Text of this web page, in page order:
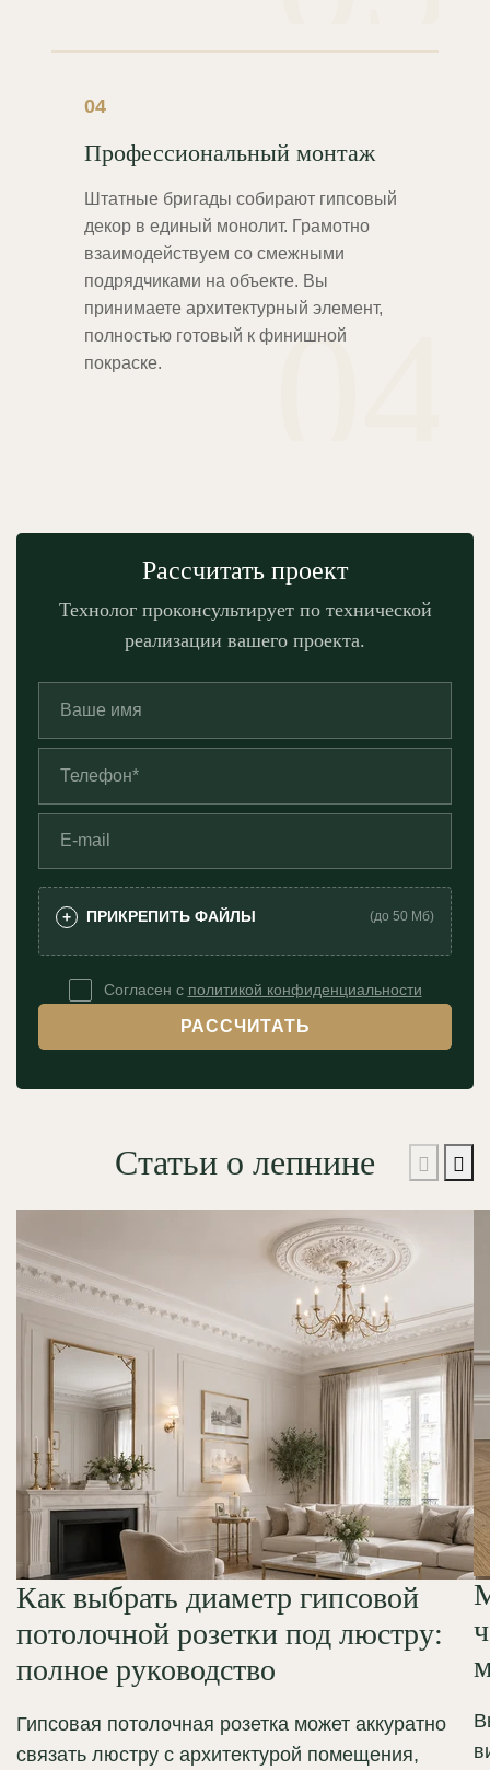
04
04
Профессиональный монтаж
Штатные бригады собирают гипсовый
декор в единый монолит. Грамотно
взаимодействуем со смежными
подрядчиками на объекте. Вы
принимаете архитектурный элемент,
полностью готовый к финишной
покраске.
Рассчитать проект
Технолог проконсультирует по технической
реализации вашего проекта.
+ ПРИКРЕПИТЬ ФАЙЛЫ (до 50 Мб)
Согласен с политикой конфиденциальности
РАССЧИТАТЬ
Статьи о лепнине
Как выбрать диаметр гипсовой
потолочной розетки под люстру:
полное руководство
Гипсовая потолочная розетка может аккуратно
связать люстру с архитектурой помещения,